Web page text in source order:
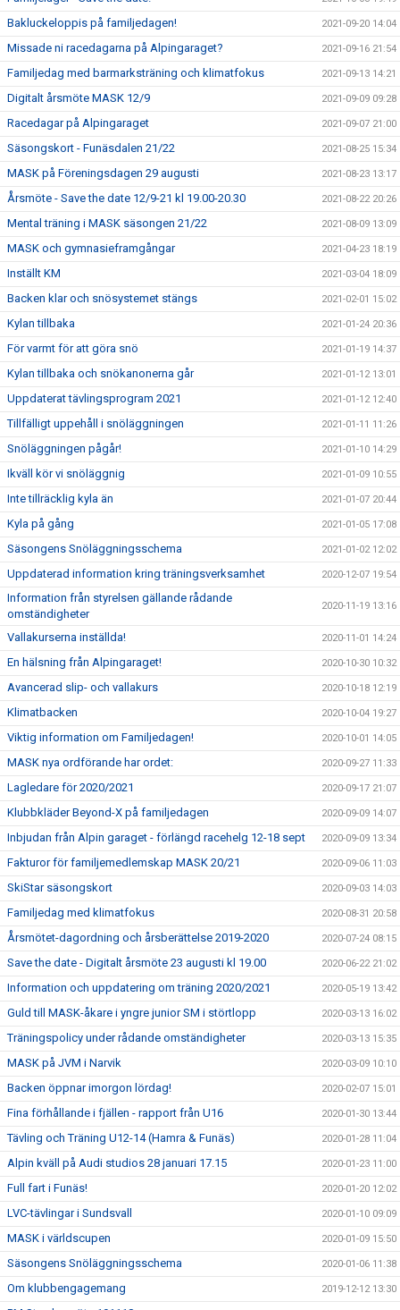
Bakluckeloppis på familjedagen! 2021-09-20 14:04
Missade ni racedagarna på Alpingaraget? 2021-09-16 21:54
Familjedag med barmarksträning och klimatfokus 2021-09-13 14:21
Digitalt årsmöte MASK 12/9 2021-09-09 09:28
Racedagar på Alpingaraget 2021-09-07 21:00
Säsongskort - Funäsdalen 21/22 2021-08-25 15:34
MASK på Föreningsdagen 29 augusti 2021-08-23 13:17
Årsmöte - Save the date 12/9-21 kl 19.00-20.30 2021-08-22 20:26
Mental träning i MASK säsongen 21/22 2021-08-09 13:09
MASK och gymnasieframgångar 2021-04-23 18:19
Inställt KM 2021-03-04 18:09
Backen klar och snösystemet stängs 2021-02-01 15:02
Kylan tillbaka 2021-01-24 20:36
För varmt för att göra snö 2021-01-19 14:37
Kylan tillbaka och snökanonerna går 2021-01-12 13:01
Uppdaterat tävlingsprogram 2021 2021-01-12 12:40
Tillfälligt uppehåll i snöläggningen 2021-01-11 11:26
Snöläggningen pågår! 2021-01-10 14:29
Ikväll kör vi snöläggnig 2021-01-09 10:55
Inte tillräcklig kyla än 2021-01-07 20:44
Kyla på gång 2021-01-05 17:08
Säsongens Snöläggningsschema 2021-01-02 12:02
Uppdaterad information kring träningsverksamhet 2020-12-07 19:54
Information från styrelsen gällande rådande
omständigheter
2020-11-19 13:16
Vallakurserna inställda! 2020-11-01 14:24
En hälsning från Alpingaraget! 2020-10-30 10:32
Avancerad slip- och vallakurs 2020-10-18 12:19
Klimatbacken 2020-10-04 19:27
Viktig information om Familjedagen! 2020-10-01 14:05
MASK nya ordförande har ordet: 2020-09-27 11:33
Lagledare för 2020/2021 2020-09-17 21:07
Klubbkläder Beyond-X på familjedagen 2020-09-09 14:07
Inbjudan från Alpin garaget - förlängd racehelg 12-18 sept 2020-09-09 13:34
Fakturor för familjemedlemskap MASK 20/21 2020-09-06 11:03
SkiStar säsongskort 2020-09-03 14:03
Familjedag med klimatfokus 2020-08-31 20:58
Årsmötet-dagordning och årsberättelse 2019-2020 2020-07-24 08:15
Save the date - Digitalt årsmöte 23 augusti kl 19.00 2020-06-22 21:02
Information och uppdatering om träning 2020/2021 2020-05-19 13:42
Guld till MASK-åkare i yngre junior SM i störtlopp 2020-03-13 16:02
Träningspolicy under rådande omständigheter 2020-03-13 15:35
MASK på JVM i Narvik 2020-03-09 10:10
Backen öppnar imorgon lördag! 2020-02-07 15:01
Fina förhållande i fjällen - rapport från U16 2020-01-30 13:44
Tävling och Träning U12-14 (Hamra & Funäs) 2020-01-28 11:04
Alpin kväll på Audi studios 28 januari 17.15 2020-01-23 11:00
Full fart i Funäs! 2020-01-20 12:02
LVC-tävlingar i Sundsvall 2020-01-10 09:09
MASK i världscupen 2020-01-09 15:50
Säsongens Snöläggningsschema 2020-01-06 11:38
Om klubbengagemang 2019-12-12 13:30